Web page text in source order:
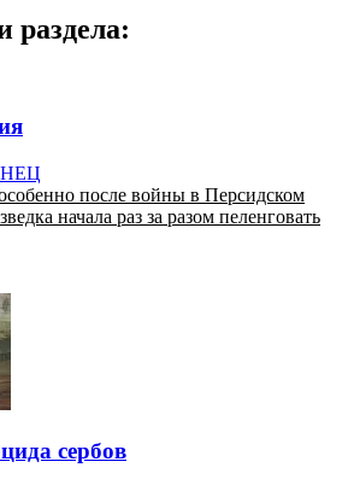
раздела:
после войны в Персидском
начала раз за разом пеленговать
сербов